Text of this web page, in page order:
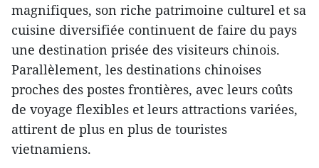
magnifiques, son riche patrimoine culturel et sa
cuisine diversifiée continuent de faire du pays
une destination prisée des visiteurs chinois.
Parallèlement, les destinations chinoises
proches des postes frontières, avec leurs coûts
de voyage flexibles et leurs attractions variées,
attirent de plus en plus de touristes
vietnamiens.